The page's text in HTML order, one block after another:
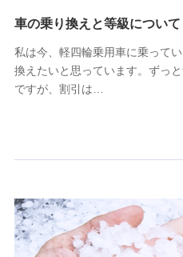
(https://www.tokiomarine-
(https://pshoken.co.jp/)
リトルファミリー少額短
(https://www.littlefamily-
郵便、電話、およびＥメール
た維持管理等の委託業務遂行
連する当社および提携会社の
（なお、当社は複数の保険会
情報を取引のある他の保険会
車の乗り換えと等級について
私は今、軽四輪乗用車に乗って
換えたいと思っています。ずっ
ですが、割引は…